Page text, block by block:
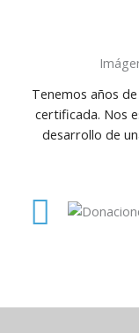
Tenemos años
certificada. Nos
desarrollo de